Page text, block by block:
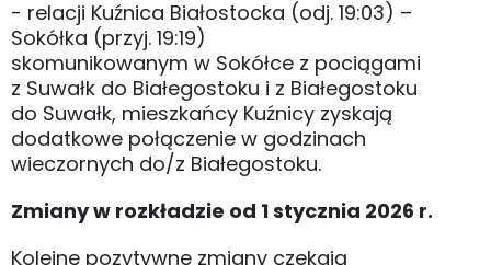
- relacji Kuźnica Białostocka (odj. 19:03) –
Sokółka (przyj. 19:19)
skomunikowanym w Sokółce z pociągami
z Suwałk do Białegostoku i z Białegostoku
do Suwałk, mieszkańcy Kuźnicy zyskają
dodatkowe połączenie w godzinach
wieczornych do/z Białegostoku.
Zmiany w rozkładzie od 1 stycznia 2026 r.
Kolejne pozytywne zmiany czekają